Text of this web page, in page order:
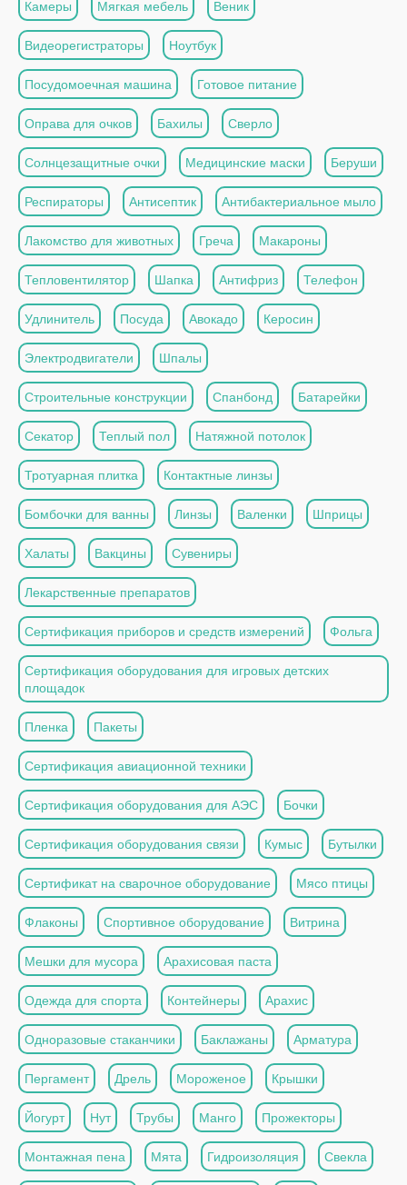
Камеры Мягкая мебель Веник
Видеорегистраторы Ноутбук
Посудомоечная машина Готовое питание
Оправа для очков Бахилы Сверло
Солнцезащитные очки Медицинские маски Беруши
Респираторы Антисептик Антибактериальное мыло
Лакомство для животных Греча Макароны
Тепловентилятор Шапка Антифриз Телефон
Удлинитель Посуда Авокадо Керосин
Электродвигатели Шпалы
Строительные конструкции Спанбонд Батарейки
Секатор Теплый пол Натяжной потолок
Тротуарная плитка Контактные линзы
Бомбочки для ванны Линзы Валенки Шприцы
Халаты Вакцины Сувениры
Лекарственные препаратов
Сертификация приборов и средств измерений Фольга
Сертификация оборудования для игровых детских
площадок
Пленка Пакеты
Сертификация авиационной техники
Сертификация оборудования для АЭС Бочки
Сертификация оборудования связи Кумыс Бутылки
Сертификат на сварочное оборудование Мясо птицы
Флаконы Спортивное оборудование Витрина
Мешки для мусора Арахисовая паста
Одежда для спорта Контейнеры Арахис
Одноразовые стаканчики Баклажаны Арматура
Пергамент Дрель Мороженое Крышки
Йогурт Нут Трубы Манго Прожекторы
Монтажная пена Мята Гидроизоляция Свекла